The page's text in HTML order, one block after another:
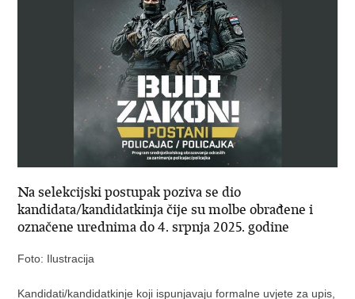
Na selekcijski postupak poziva se dio
kandidata/kandidatkinja čije su molbe obrađene i
označene urednima do 4. srpnja 2025. godine
Foto: Ilustracija
Kandidati/kandidatkinje koji ispunjavaju formalne uvjete za upis,